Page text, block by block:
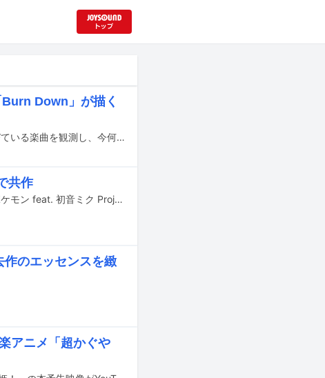
Down」が描く
YouTubeでの視聴回数チャートや、ストリーミングサービスでの再生数が伸びている楽曲を観測し、今何が注目されているのかを解説する週イチ連載「再生数急上昇ソング定点観測」。今週はYouTubeで3月6日から3月12日にかけて集計されたミュージックビデオランキングの中から要注目トピックをピックアップします。
共作
ゲーム「ポケットモンスター」シリーズと初音ミクのコラボプロジェクト「ポケモン feat. 初音ミク Project VOLTAGE High↑」より、kzとTAKU INOUEが制作した楽曲「クロスロード」のミュージックビデオがYouTubeにて公開された。
作のエッセンスを緻
アニメ「超かぐや